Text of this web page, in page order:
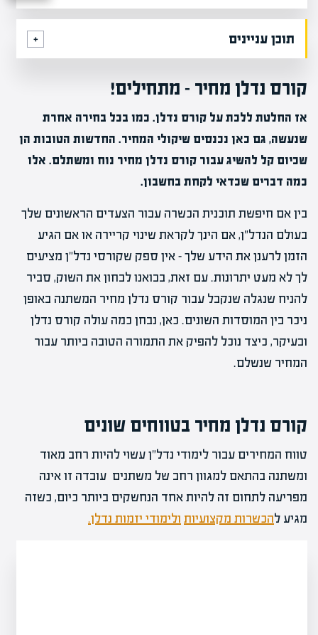
תוכן עניינים
קורס נדלן מחיר – מתחילים!
אז החלטת ללכת על קורס נדלן. כמו בכל בחירה אחרת
שנעשה, גם כאן נכנסים שיקולי המחיר. החדשות הטובות הן
שכיום קל להשיג עבור קורס נדלן מחיר נוח ומשתלם. אלו
כמה דברים שכדאי לקחת בחשבון.
בין אם חיפשת תוכנית הכשרה עבור הצעדים הראשונים שלך
בעולם הנדל"ן, אם הינך לקראת שינוי קריירה או אם הגיע
הזמן לרענן את הידע שלך – אין ספק שקורסי נדל"ן מציעים
לך לא מעט יתרונות. עם זאת, בבואנו לבחון את השוק, סביר
להניח שנגלה שנקבל עבור קורס נדלן מחיר המשתנה באופן
ניכר בין המוסדות השונים. כאן, נבחן כמה עולה קורס נדלן
ובעיקר, כיצד נוכל להפיק את התמורה הטובה ביותר עבור
המחיר שנשלם.
קורס נדלן מחיר בטווחים שונים
טווח המחירים עבור לימודי נדל"ן עשוי להיות רחב מאוד
ומשתנה בהתאם למגוון רחב של משתנים עובדה זו אינה
מפריעה לתחום זה להיות אחד הנחשקים ביותר כיום, כשזה
מגיע להכשרות מקצועיות ולימודי יזמות נדלן.